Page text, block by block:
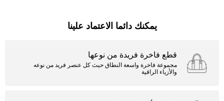
يمكنك دائما الاعتماد علينا
قطع فاخرة فريدة من نوعها
مجموعة فاخرة واسعة النطاق حيث كل عنصر فريد من نوعه
والأزياء الراقية